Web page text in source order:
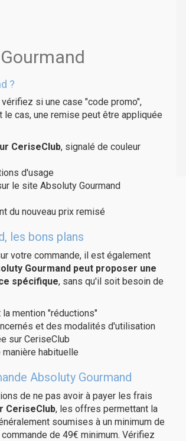
?
si une case "code promo",
cas, une remise peut être appliquée
CeriseClub, signalé de couleur
d'usage
le site Absoluty Gourmand
du nouveau prix remisé
les bons plans
votre commande, il est également
Gourmand peut proposer une
spécifique, sans qu'il soit besoin de
mention "réductions"
et des modalités d'utilisation
sur CeriseClub
habituelle
Absoluty Gourmand
de ne pas avoir à payer les frais
CeriseClub, les offres permettant la
soumises à un minimum de
de 49€ minimum. Vérifiez